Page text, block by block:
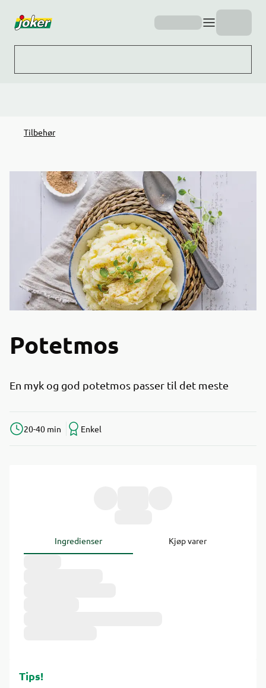
Tilbehør
Potetmos
En myk og god potetmos passer til det meste
20-40 min Enkel
Ingredienser Kjøp varer
Tips!